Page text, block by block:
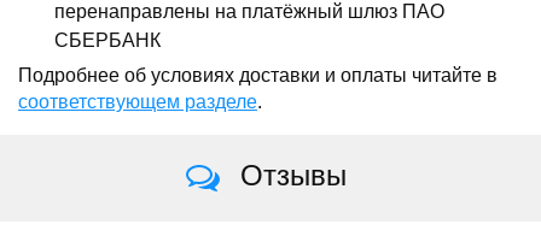
перенаправлены на платёжный шлюз ПАО
СБЕРБАНК
Подробнее об условиях доставки и оплаты читайте в
соответствующем разделе.
Отзывы